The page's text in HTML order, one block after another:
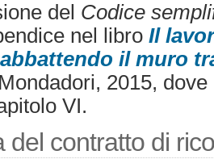
del Codice
nel libro Il
il muro
2015,
VI.
del contratto di